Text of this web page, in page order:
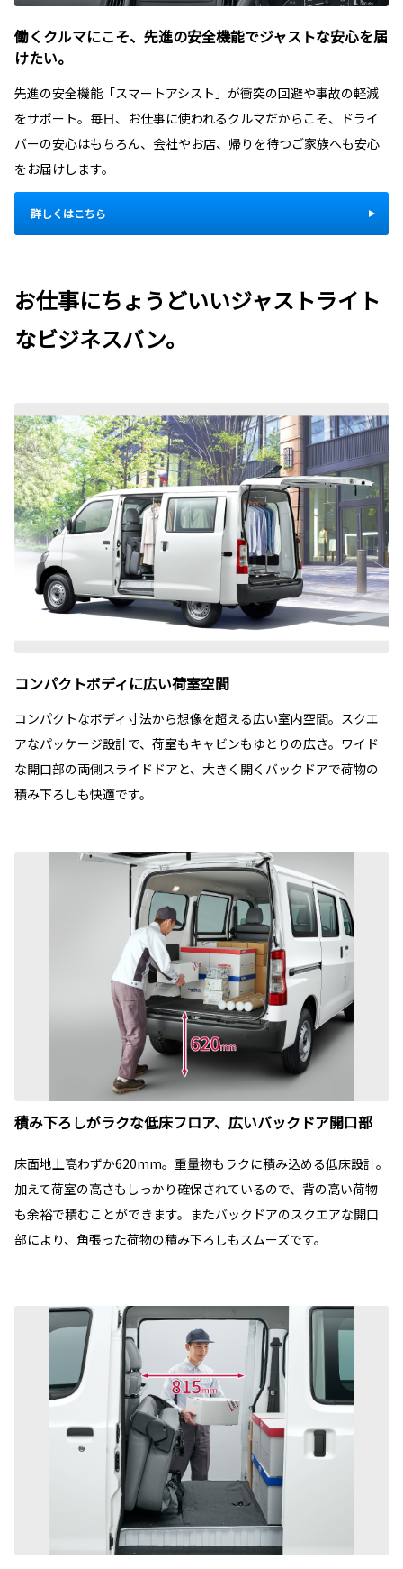
働くクルマにこそ、先進の安全機能でジャストな安心を届
けたい。
先進の安全機能「スマートアシスト」が衝突の回避や事故の軽減
をサポート。毎日、お仕事に使われるクルマだからこそ、ドライ
バーの安心はもちろん、会社やお店、帰りを待つご家族へも安心
をお届けします。
詳しくはこちら
お仕事にちょうどいいジャストライト
なビジネスバン。
コンパクトボディに広い荷室空間
コンパクトなボディ寸法から想像を超える広い室内空間。スクエ
アなパッケージ設計で、荷室もキャビンもゆとりの広さ。ワイド
な開口部の両側スライドドアと、大きく開くバックドアで荷物の
積み下ろしも快適です。
積み下ろしがラクな低床フロア、広いバックドア開口部
床面地上高わずか620mm。重量物もラクに積み込める低床設計。
加えて荷室の高さもしっかり確保されているので、背の高い荷物
も余裕で積むことができます。またバックドアのスクエアな開口
部により、角張った荷物の積み下ろしもスムーズです。